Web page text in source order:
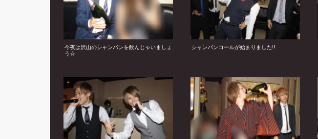
今夜は沢山のシャンパンを飲んじゃいましょ
う☆
シャンパンコールが始まりました!!